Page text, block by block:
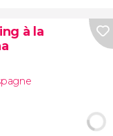
à la